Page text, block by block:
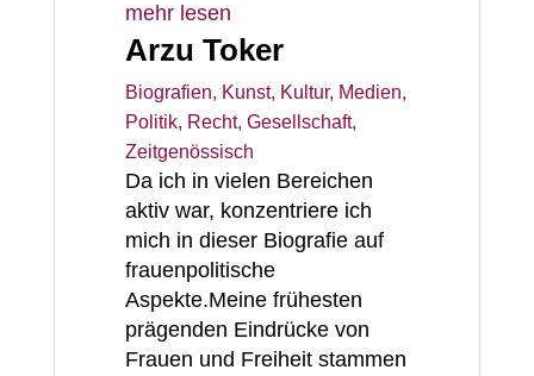
mehr lesen
Arzu Toker
Biografien, Kunst, Kultur, Medien,
Politik, Recht, Gesellschaft,
Zeitgenössisch
Da ich in vielen Bereichen
aktiv war, konzentriere ich
mich in dieser Biografie auf
frauenpolitische
Aspekte.Meine frühesten
prägenden Eindrücke von
Frauen und Freiheit stammen